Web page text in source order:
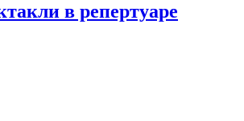
в репертуаре